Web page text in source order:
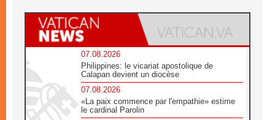
07.08.2026
Philippines: le vicariat apostolique de
Calapan devient un diocèse
07.08.2026
«La paix commence par l'empathie» estime
le cardinal Parolin